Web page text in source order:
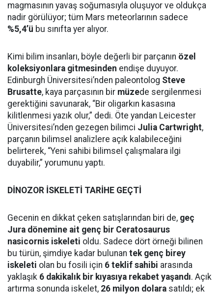
magmasının yavaş soğumasıyla oluşuyor ve oldukça
nadir görülüyor; tüm Mars meteorlarının sadece
%5,4’ü bu sınıfta yer alıyor.
Kimi bilim insanları, böyle değerli bir parçanın özel
koleksiyonlara gitmesinden endişe duyuyor.
Edinburgh Üniversitesi’nden paleontolog Steve
Brusatte, kaya parçasının bir müzede sergilenmesi
gerektiğini savunarak, “Bir oligarkın kasasına
kilitlenmesi yazık olur,” dedi. Öte yandan Leicester
Üniversitesi’nden gezegen bilimci Julia Cartwright,
parçanın bilimsel analizlere açık kalabileceğini
belirterek, “Yeni sahibi bilimsel çalışmalara ilgi
duyabilir,” yorumunu yaptı.
DİNOZOR İSKELETİ TARİHE GEÇTİ
Gecenin en dikkat çeken satışlarından biri de, geç
Jura dönemine ait genç bir Ceratosaurus
nasicornis iskeleti oldu. Sadece dört örneği bilinen
bu türün, şimdiye kadar bulunan tek genç birey
iskeleti olan bu fosili için 6 teklif sahibi arasında
yaklaşık 6 dakikalık bir kıyasıya rekabet yaşandı. Açık
artırma sonunda iskelet, 26 milyon dolara satıldı; ek